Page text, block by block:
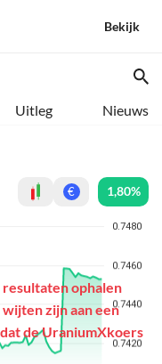
Bekijk
Uitleg Nieuws
€ 1,80%
ophalen
zijn aan een
de UraniumXkoers